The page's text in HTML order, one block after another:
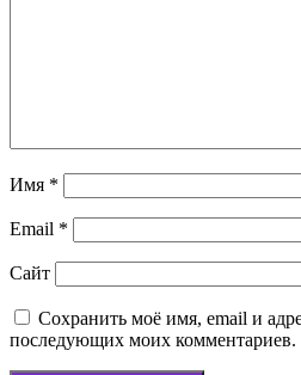
Имя *
Email *
Сайт
Сохранить моё имя, email и
последующих моих комментариев.